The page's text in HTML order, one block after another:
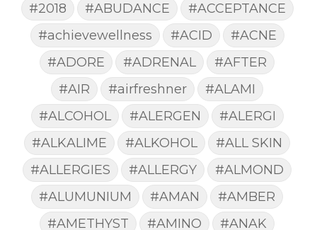
#2018 #ABUDANCE
#ACCEPTANCE
#achievewellness
#ACID
#ACNE
#ADORE
#ADRENAL
#AFTER
#AIR
#airfreshner
#ALAMI
#ALCOHOL
#ALERGEN
#ALERGI
#ALKALIME
#ALKOHOL
#ALL SKIN
#ALLERGIES
#ALLERGY
#ALMOND
#ALUMUNIUM
#AMAN
#AMBER
#AMETHYST
#AMINO #ANAK